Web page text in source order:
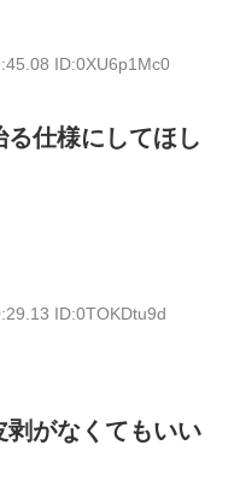
ID:0XU6p1Mc0
仕様にしてほし
ID:0TOKDtu9d
剥がなくてもいい